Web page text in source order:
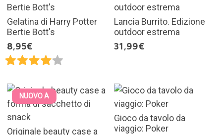
Gelatina di Harry Potter
Bertie Bott's
8,95€
Lancia Burrito. Edizione
outdoor estrema
31,99€
NUOVO A
Originale beauty case a
Gioco da tavolo da
viaggio: Poker